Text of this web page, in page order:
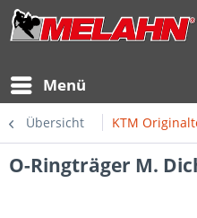
Menü
Übersicht KTM
O-Ringträger M.